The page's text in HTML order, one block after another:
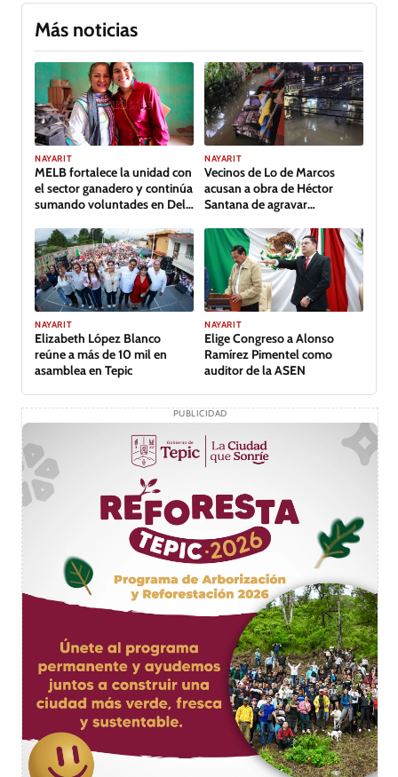
Más noticias
NAYARIT
MELB fortalece la unidad con
el sector ganadero y continúa
sumando voluntades en Del
NAYARIT
Vecinos de Lo de Marcos
acusan a obra de Héctor
Santana de agravar
NAYARIT
Elizabeth López Blanco
reúne a más de 10 mil en
asamblea en Tepic
NAYARIT
Elige Congreso a Alonso
Ramírez Pimentel como
auditor de la ASEN
PUBLICIDAD